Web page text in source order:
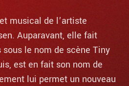
musical de l’artiste
Auparavant, elle fait
le nom de scène Tiny
est en fait son nom de
lui permet un nouveau